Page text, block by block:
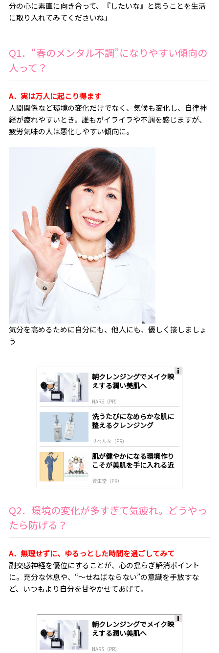
分の心に素直に向き合って、『したいな』と思うことを生活
に取り入れてみてくださいね」
Q1．“春のメンタル不調”になりやすい傾向の
人って？
A．実は万人に起こり得ます
人間関係など環境の変化だけでなく、気候も変化し、自律神
経が疲れやすいとき。誰もがイライラや不調を感じますが、
疲労気味の人は悪化しやすい傾向に。
気分を高めるために自分にも、他人にも、優しく接しましょ
う
朝クレンジングでメイク映
えする潤い美肌へ
NARS（PR）
洗うたびになめらかな肌に
整えるクレンジング
リベルタ（PR）
肌が健やかになる環境作り
こそが美肌を手に入れる近
資生堂（PR）
Q2．環境の変化が多すぎて気疲れ。どうやっ
たら防げる？
A．無理せずに、ゆるっとした時間を過ごしてみて
副交感神経を優位にすることが、心の揺らぎ解消ポイント
に。充分な休息や、“～せねばならない”の意識を手放すな
ど、いつもより自分を甘やかせてあげて。
朝クレンジングでメイク映
えする潤い美肌へ
NARS（PR）